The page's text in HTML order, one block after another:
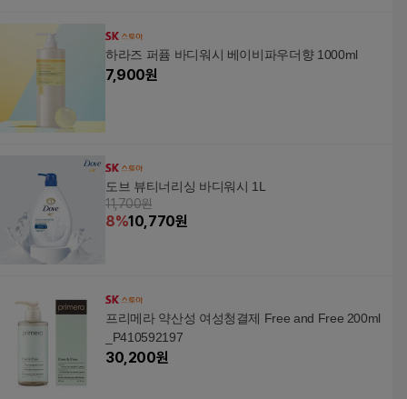
하라즈 퍼퓸 바디워시 베이비파우더향 1000ml
7,900원
도브 뷰티너리싱 바디워시 1L
11,700원
8%10,770원
프리메라 약산성 여성청결제 Free and Free 200ml
_P410592197
30,200원